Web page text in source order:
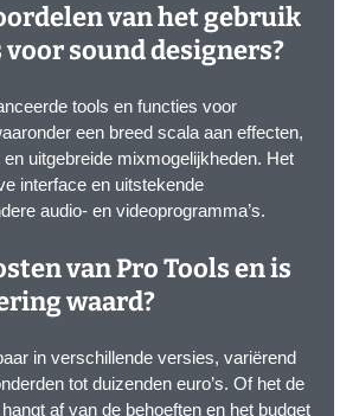
van het gebruik
voor sound designers?
tools en functies voor
een breed scala aan effecten,
uitgebreide mixmogelijkheden. Het
interface en uitstekende
audio- en videoprogramma’s.
van Pro Tools en is
waard?
in verschillende versies, variërend
tot duizenden euro’s. Of het de
af van de behoeften en het budget